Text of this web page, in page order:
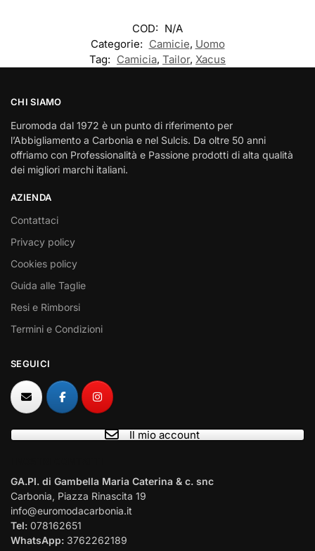
COD: N/A
Categorie: Camicie, Uomo
Tag: Camicia, Tailor, Xacus
CHI SIAMO
Euromoda dal 1972 è un punto di riferimento per
l’Abbigliamento a Carbonia e nel Sulcis. Da oltre 50 anni
offriamo con Professionalità e Passione prodotti di alta qualità
dei migliori marchi italiani.
AZIENDA
Contattaci
Privacy policy
Cookies policy
Guida alle Taglie
Resi e Rimborsi
Termini e Condizioni
SEGUICI
Il mio account
GA.PI. di Gambella Maria Caterina & c. snc
Carbonia, Piazza Rinascita 19
info@euromodacarbonia.it
Tel: 078162651
WhatsApp: 3762262189